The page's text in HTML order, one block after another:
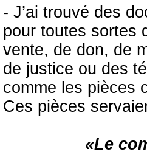
- J’ai trouvé des
pour toutes sortes
vente, de don, de
de justice ou des
comme les pièces
Ces pièces
«Le